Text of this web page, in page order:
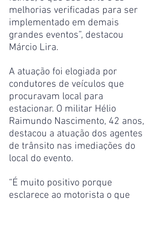
melhorias verificadas para ser
implementado em demais
grandes eventos”, destacou
Márcio Lira.
A atuação foi elogiada por
condutores de veículos que
procuravam local para
estacionar. O militar Hélio
Raimundo Nascimento, 42 anos,
destacou a atuação dos agentes
de trânsito nas imediações do
local do evento.
“É muito positivo porque
esclarece ao motorista o que